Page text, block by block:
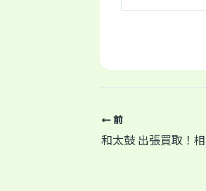
前